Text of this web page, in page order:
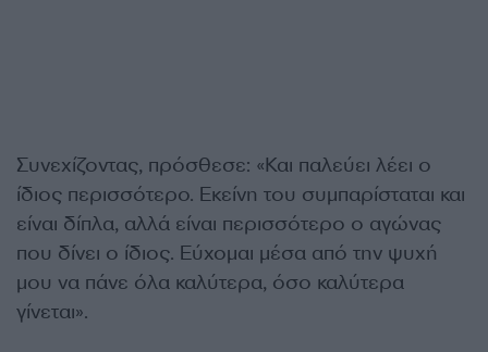
Συνεχίζοντας, πρόσθεσε: «Και παλεύει λέει ο
ίδιος περισσότερο. Εκείνη του συμπαρίσταται και
είναι δίπλα, αλλά είναι περισσότερο ο αγώνας
που δίνει ο ίδιος. Εύχομαι μέσα από την ψυχή
μου να πάνε όλα καλύτερα, όσο καλύτερα
γίνεται».